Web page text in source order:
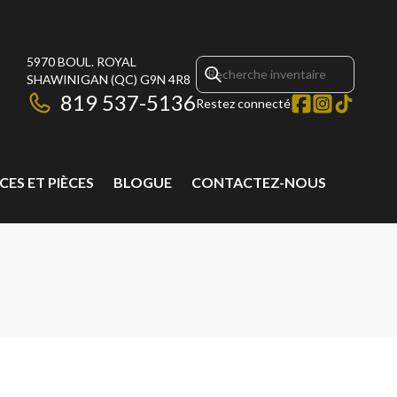
5970 BOUL. ROYAL
SHAWINIGAN (QC) G9N 4R8
819 537-5136Restez connecté
ET PIÈCES BLOGUE CONTACTEZ-NOUS